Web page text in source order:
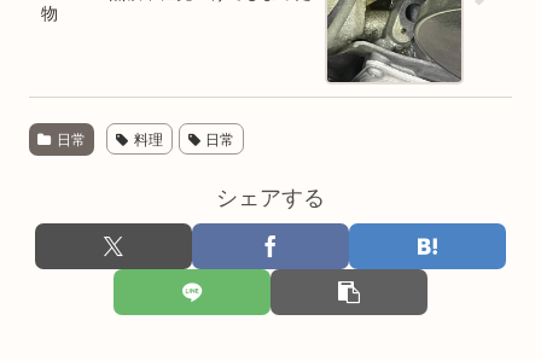
物
日常 料理 日常
シェアする